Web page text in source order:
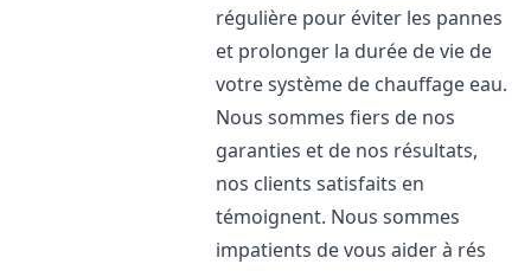
régulière pour éviter les pannes
et prolonger la durée de vie de
votre système de chauffage eau.
Nous sommes fiers de nos
garanties et de nos résultats,
nos clients satisfaits en
témoignent. Nous sommes
impatients de vous aider à rés